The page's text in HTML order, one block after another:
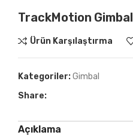
TrackMotion Gimbal
Ürün Karşılaştırma
Kategoriler:Gimbal
Share:
Açıklama